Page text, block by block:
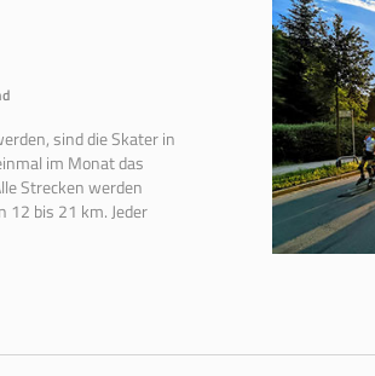
sind die Skater in
im Monat das
Strecken werden
12 bis 21 km. Jeder